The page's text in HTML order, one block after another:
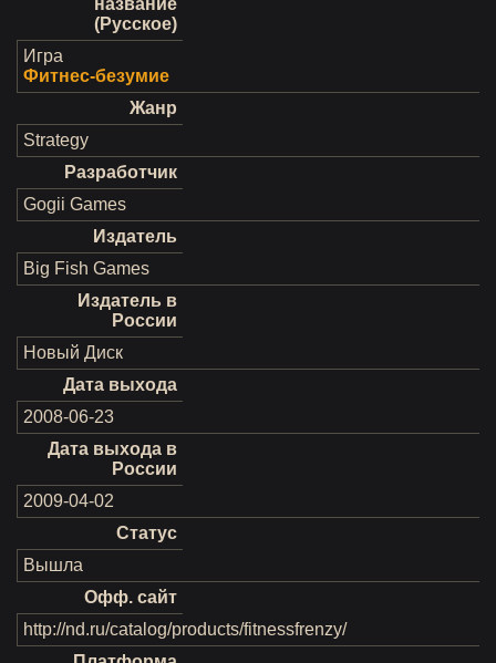
название
(Русское)
Игра
Фитнес-безумие
Жанр
Strategy
Разработчик
Gogii Games
Издатель
Big Fish Games
Издатель в
России
Новый Диск
Дата выхода
2008-06-23
Дата выхода в
России
2009-04-02
Статус
Вышла
Офф. сайт
http://nd.ru/catalog/products/fitnessfrenzy/